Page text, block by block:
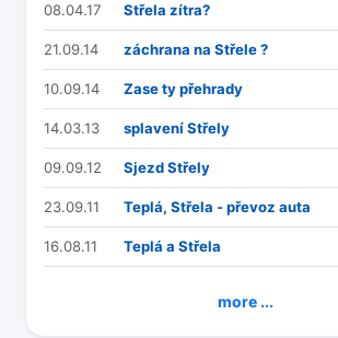
08.04.17 Střela zítra?
21.09.14 záchrana na Střele ?
10.09.14 Zase ty přehrady
14.03.13 splavení Střely
09.09.12 Sjezd Střely
23.09.11 Teplá, Střela - převoz auta
16.08.11 Teplá a Střela
more ...